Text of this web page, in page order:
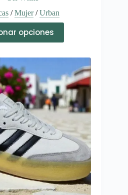
/Mujer/Urban
opciones
producto
tiene
Las
opciones
se
pueden
elegir
en
la
página
de
producto